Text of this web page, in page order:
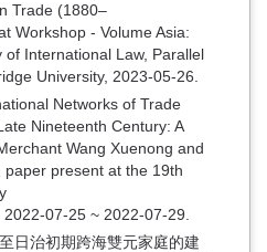
Trade (1880–
Workshop - Volume Asia:
International Law, Parallel
University, 2023-05-26.
Networks of Trade
Nineteenth Century: A
Wang Xuenong and
paper present at the 19th
07-25 ~ 2022-07-29.
日治初期跨海雙元家庭的建